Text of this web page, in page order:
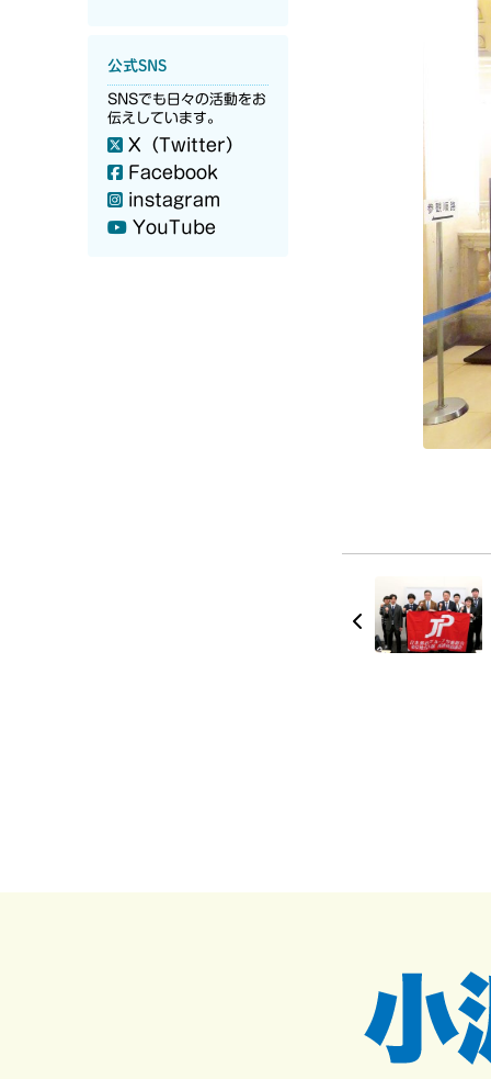
公式SNS
SNSでも日々の活動をお
伝えしています。
X（Twitter）
Facebook
instagram
YouTube